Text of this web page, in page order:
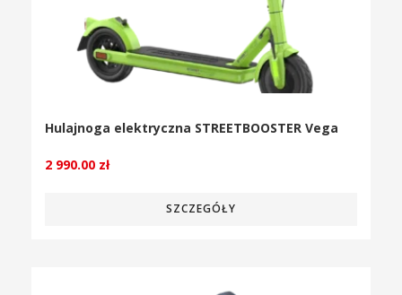
Hulajnoga elektryczna STREETBOOSTER Vega
2 990.00 zł
SZCZEGÓŁY